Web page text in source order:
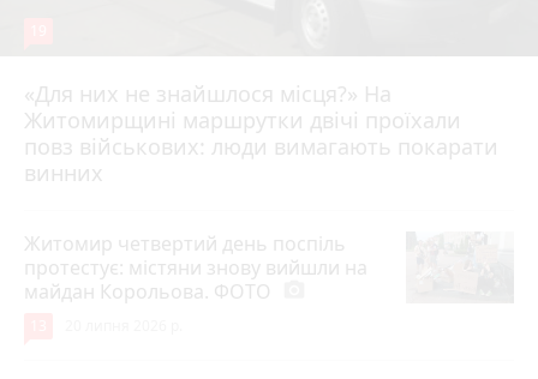
«Для них не знайшлося місця?» На
Житомирщині маршрутки двічі проїхали
повз військових: люди вимагають покарати
винних
17 липня 2026 р.
Житомир четвертий день поспіль
протестує: містяни знову вийшли на
майдан Корольова. ФОТО